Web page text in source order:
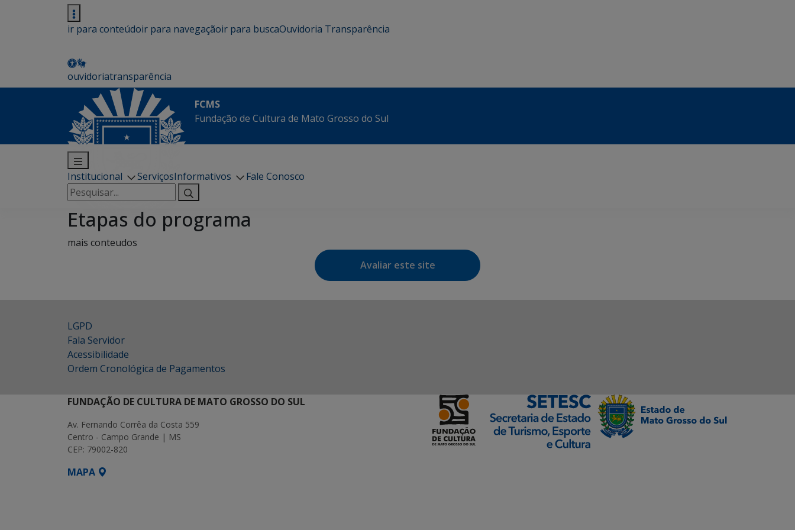
ir para conteúdoir para navegaçãoir para buscaOuvidoria Transparência
ouvidoriatransparência
FCMS
Fundação de Cultura de Mato Grosso do Sul
Institucional ServiçosInformativos
Fale Conosco
Pesquisar
por:
Etapas do programa
mais conteudos
Avaliar este site
LGPD
Fala Servidor
Acessibilidade
Ordem Cronológica de Pagamentos
FUNDAÇÃO DE CULTURA DE MATO GROSSO DO SUL
Av. Fernando Corrêa da Costa 559
Centro - Campo Grande | MS
CEP: 79002-820
MAPA